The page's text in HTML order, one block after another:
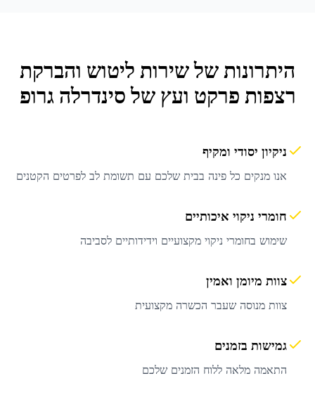
היתרונות של שירות ליטוש והברקת
רצפות פרקט ועץ של סינדרלה גרופ
ניקיון יסודי ומקיף
אנו מנקים כל פינה בבית שלכם עם תשומת לב לפרטים הקטנים
חומרי ניקוי איכותיים
שימוש בחומרי ניקוי מקצועיים וידידותיים לסביבה
צוות מיומן ואמין
צוות מנוסה שעבר הכשרה מקצועית
גמישות בזמנים
התאמה מלאה ללוח הזמנים שלכם